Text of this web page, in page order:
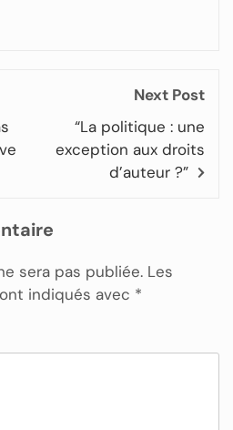
Next Post
“La politique : une
exception aux droits
d’auteur ?”
sera pas publiée. Les
indiqués avec *